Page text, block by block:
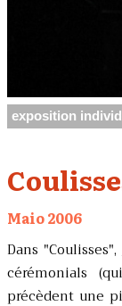
exposition
Maio 2006
Dans
cérémonials
précèdent une